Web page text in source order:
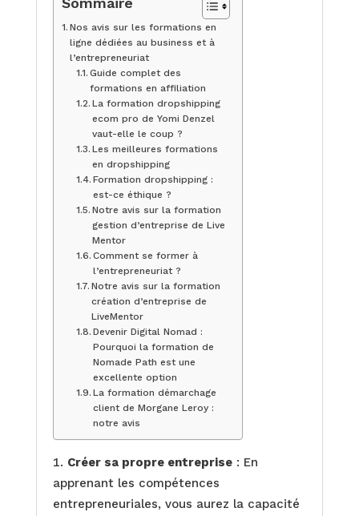
Nos avis sur les formations en
ligne dédiées au business et à
l’entrepreneuriat
Guide complet des
formations en affiliation
La formation dropshipping
ecom pro de Yomi Denzel
vaut-elle le coup ?
Les meilleures formations
en dropshipping
Formation dropshipping :
est-ce éthique ?
Notre avis sur la formation
gestion d’entreprise de Live
Mentor
Comment se former à
l’entrepreneuriat ?
Notre avis sur la formation
création d’entreprise de
LiveMentor
Devenir Digital Nomad :
Pourquoi la formation de
Nomade Path est une
excellente option
La formation démarchage
client de Morgane Leroy :
notre avis
Créer sa propre entreprise: En
apprenant les compétences
entrepreneuriales, vous aurez la capacité